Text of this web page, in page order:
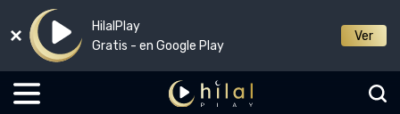
HilalPlay
Gratis - en Google Play
Ver